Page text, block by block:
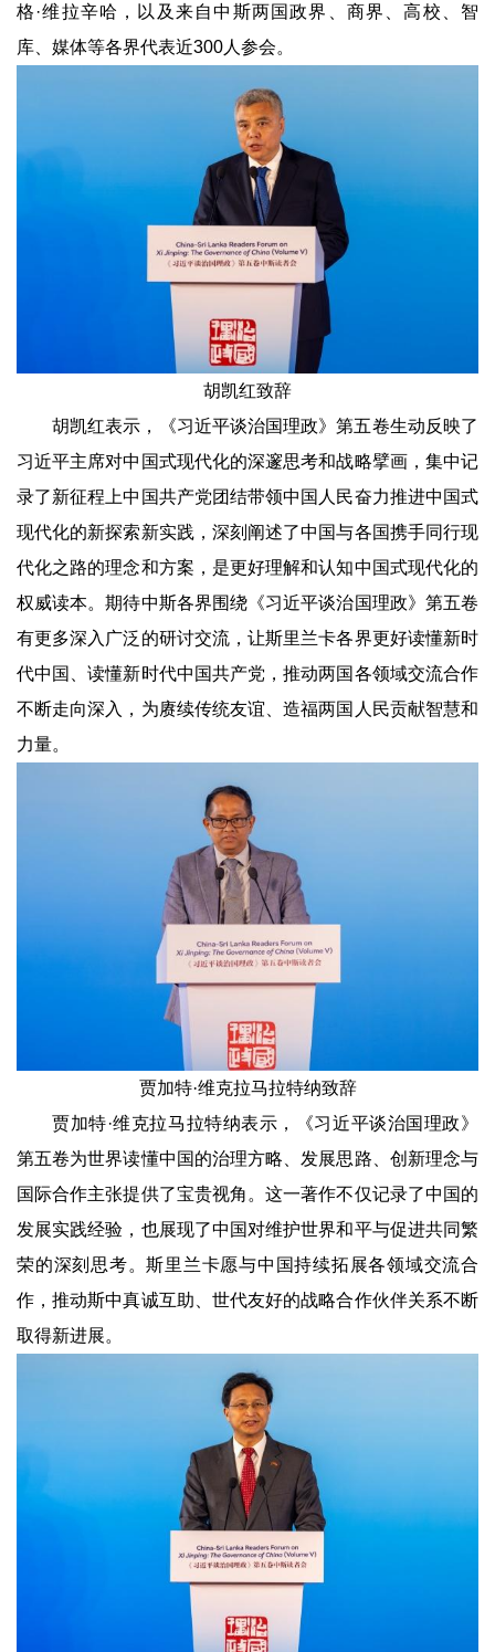
格·维拉辛哈，以及来自中斯两国政界、商界、高校、智
库、媒体等各界代表近300人参会。
胡凯红致辞
胡凯红表示，《习近平谈治国理政》第五卷生动反映了
习近平主席对中国式现代化的深邃思考和战略擘画，集中记
录了新征程上中国共产党团结带领中国人民奋力推进中国式
现代化的新探索新实践，深刻阐述了中国与各国携手同行现
代化之路的理念和方案，是更好理解和认知中国式现代化的
权威读本。期待中斯各界围绕《习近平谈治国理政》第五卷
有更多深入广泛的研讨交流，让斯里兰卡各界更好读懂新时
代中国、读懂新时代中国共产党，推动两国各领域交流合作
不断走向深入，为赓续传统友谊、造福两国人民贡献智慧和
力量。
贾加特·维克拉马拉特纳致辞
贾加特·维克拉马拉特纳表示，《习近平谈治国理政》
第五卷为世界读懂中国的治理方略、发展思路、创新理念与
国际合作主张提供了宝贵视角。这一著作不仅记录了中国的
发展实践经验，也展现了中国对维护世界和平与促进共同繁
荣的深刻思考。斯里兰卡愿与中国持续拓展各领域交流合
作，推动斯中真诚互助、世代友好的战略合作伙伴关系不断
取得新进展。